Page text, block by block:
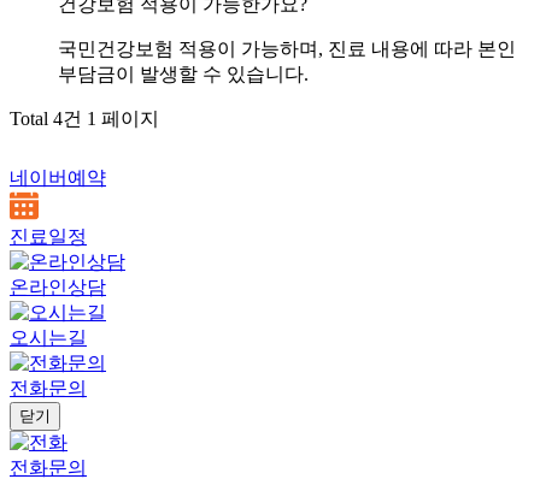
국민건강보험 적용이 가능하며, 진료 내용에 따라 본인
부담금이 발생할 수 있습니다.
Total 4건 1 페이지
네이버예약
진료일정
온라인상담
오시는길
전화문의
닫기
전화문의